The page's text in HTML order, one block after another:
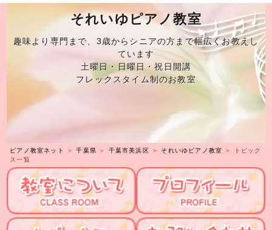
それいゆピアノ教室
趣味より専門まで、3歳からシニアの方まで幅広くお教えし
ています
土曜日・日曜日・祝日開講
フレックスタイム制のお教室
ピアノ教室ネット ＞千葉県 ＞ 千葉市美浜区 ＞ それいゆピアノ教室
＞ トピック
ス一覧